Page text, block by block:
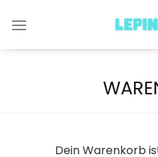
Dein Warenkorb